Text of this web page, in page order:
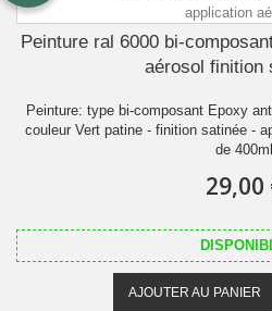
Peinture ral 6000 bi-
aérosol finition
Peinture: type bi-composant Epoxy
couleur Vert patine - finition satinée -
de 400ml
29,00
AJOUTER AU PANIER